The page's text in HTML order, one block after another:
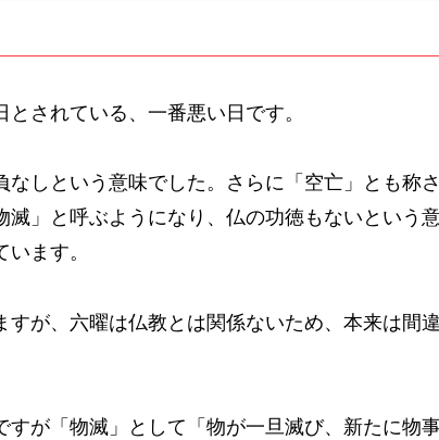
されている、一番悪い日です。
なしという意味でした。さらに「空亡」とも称
」と呼ぶようになり、仏の功徳もないという
ます。
すが、六曜は仏教とは関係ないため、本来は間
すが「物滅」として「物が一旦滅び、新たに物